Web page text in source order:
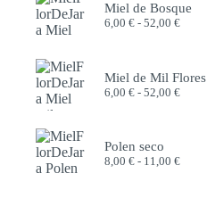
6,00 €
hasta
Miel de Bosque
6,00€ - 52,00€Rango
6,00 €
hasta
Miel de Mil Flores
6,00€ - 52,00€Rango
hasta
Polen seco
8,00€ - 11,00€Rango